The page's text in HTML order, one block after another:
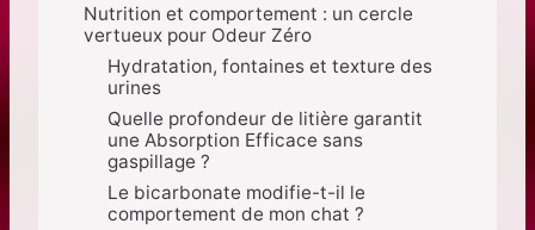
Nutrition et comportement : un cercle
vertueux pour Odeur Zéro
Hydratation, fontaines et texture des
urines
Quelle profondeur de litière garantit
une Absorption Efficace sans
gaspillage ?
Le bicarbonate modifie-t-il le
comportement de mon chat ?